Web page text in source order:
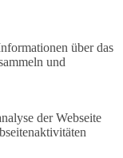
über das
und
der Webseite